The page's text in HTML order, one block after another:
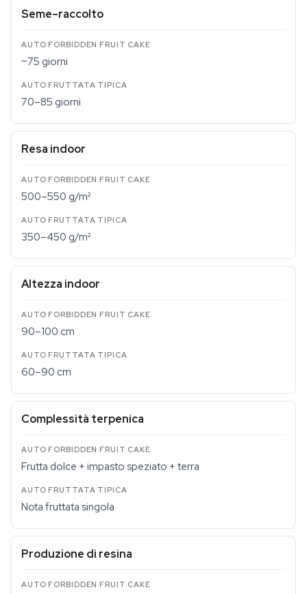
Seme–raccolto
~75 giorni
70–85 giorni
Resa indoor
500–550 g/m²
350–450 g/m²
Altezza indoor
90–100 cm
60–90 cm
Complessità terpenica
Frutta dolce + impasto speziato + terra
Nota fruttata singola
Produzione di resina